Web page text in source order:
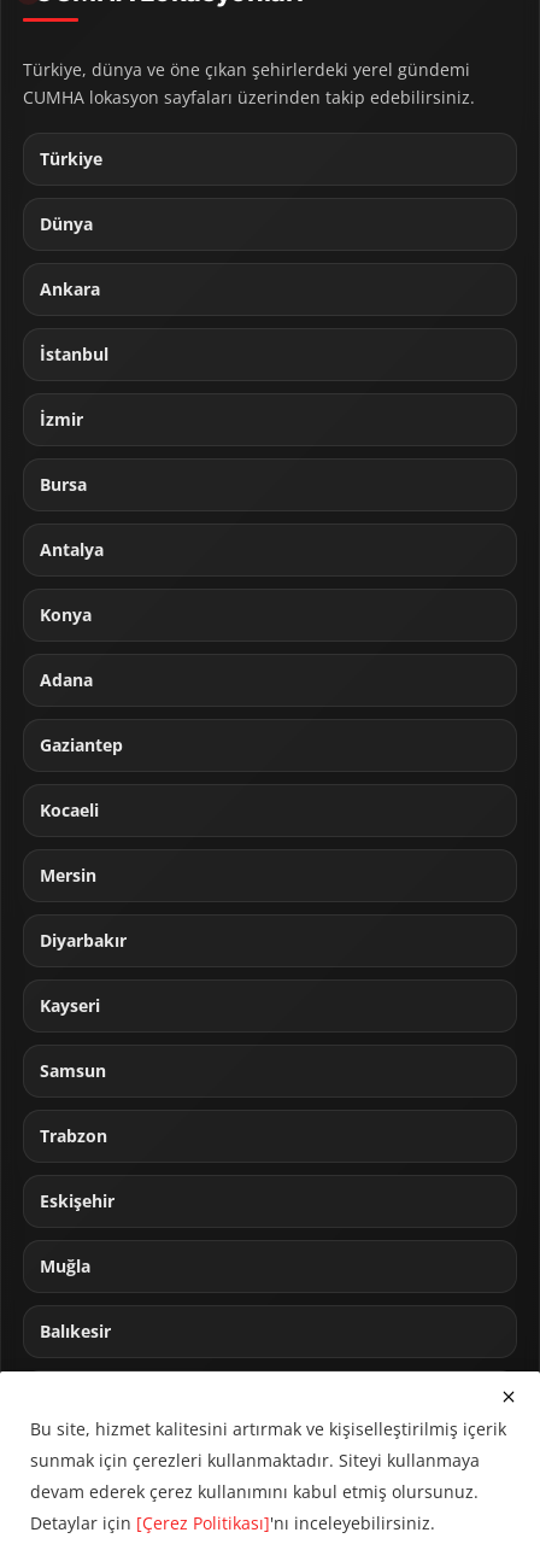
Türkiye, dünya ve öne çıkan şehirlerdeki yerel gündemi
CUMHA lokasyon sayfaları üzerinden takip edebilirsiniz.
Türkiye
Dünya
Ankara
İstanbul
İzmir
Bursa
Antalya
Konya
Adana
Gaziantep
Kocaeli
Mersin
Diyarbakır
Kayseri
Samsun
Trabzon
Eskişehir
Muğla
Balıkesir
Bu site, hizmet kalitesini artırmak ve kişiselleştirilmiş içerik
sunmak için çerezleri kullanmaktadır. Siteyi kullanmaya
devam ederek çerez kullanımını kabul etmiş olursunuz.
Detaylar için [Çerez Politikası]'nı inceleyebilirsiniz.